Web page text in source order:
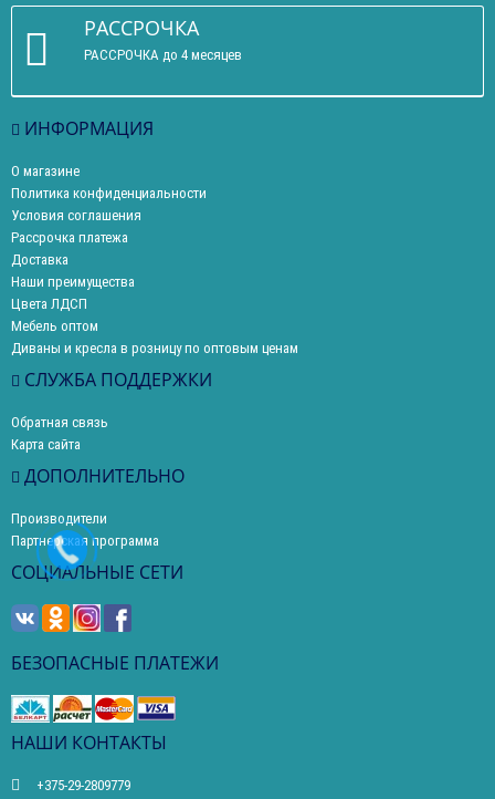
РАССРОЧКА
РАССРОЧКА до 4 месяцев
ИНФОРМАЦИЯ
О магазине
Политика конфиденциальности
Условия соглашения
Рассрочка платежа
Доставка
Наши преимущества
Цвета ЛДСП
Мебель оптом
Диваны и кресла в розницу по оптовым ценам
СЛУЖБА ПОДДЕРЖКИ
Обратная связь
Карта сайта
ДОПОЛНИТЕЛЬНО
Производители
Партнерская программа
СОЦИАЛЬНЫЕ СЕТИ
БЕЗОПАСНЫЕ ПЛАТЕЖИ
НАШИ КОНТАКТЫ
+375-29-2809779